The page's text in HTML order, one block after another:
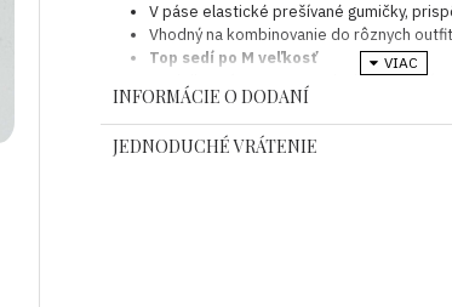
V páse elastické prešívané gumičky,
Vhodný na kombinovanie do rôznych
Top sedí po M veľkosť
Modelka má 174 cm a 57 kg bežne nosí
VEĽKOSŤ DĹŽKA
INFORMÁCIE O DODANÍ
JEDNODUCHÉ VRÁTENIE